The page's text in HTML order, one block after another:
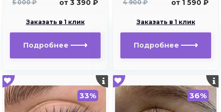
5 000 ₽
от 3 390 ₽
Заказать в 1 клик
Подробнее
4 900 ₽
от 1 590 ₽
Заказать в 1 клик
Подробнее
33% 36%